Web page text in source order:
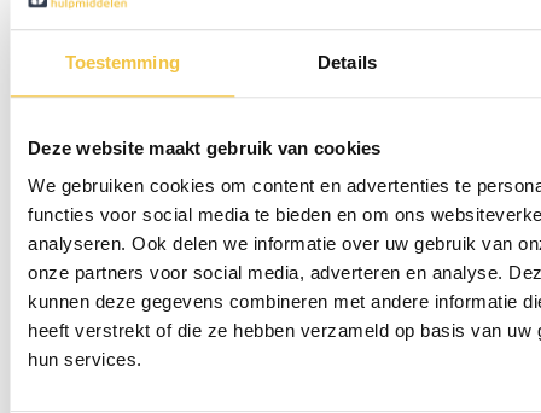
Toestemming Details
Deze website maakt gebruik van cookies
We gebruiken cookies om content en advertenties te
functies voor social media te bieden en om ons
analyseren. Ook delen we informatie over uw gebruik van
onze partners voor social media, adverteren en analyse.
kunnen deze gegevens combineren met andere informatie
heeft verstrekt of die ze hebben verzameld op basis van uw
hun services.
Specificaties
Wasbaar
Steve Complete is gemakkelijk te reinigen. Was
Steve Complete met milde zeep , spoel grondig af
met water en maak droog met een schone doek.
Persoonlijk advies
Start chat